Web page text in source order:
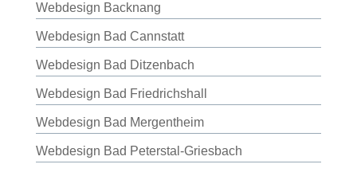
Webdesign Backnang
Webdesign Bad Cannstatt
Webdesign Bad Ditzenbach
Webdesign Bad Friedrichshall
Webdesign Bad Mergentheim
Webdesign Bad Peterstal-Griesbach